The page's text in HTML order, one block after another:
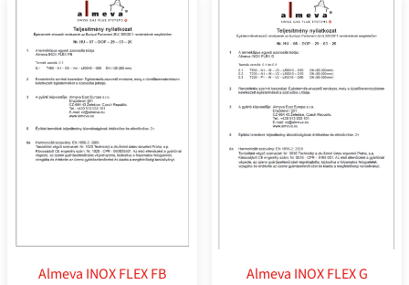
Almeva INOX FLEX FB
Almeva INOX FLEX G